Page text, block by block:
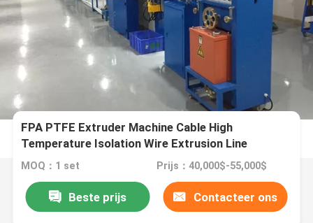
FPA PTFE Extruder Machine Cable High
Temperature Isolation Wire Extrusion Line
MOQ：1 set Prijs：40,000$-55,000$
Beste prijs Contacteer ons